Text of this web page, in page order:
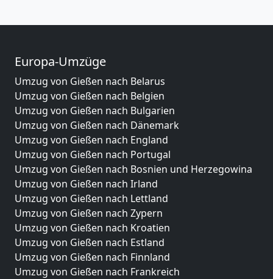
Europa-Umzüge
Umzug von Gießen nach Belarus
Umzug von Gießen nach Belgien
Umzug von Gießen nach Bulgarien
Umzug von Gießen nach Dänemark
Umzug von Gießen nach England
Umzug von Gießen nach Portugal
Umzug von Gießen nach Bosnien und Herzegowina
Umzug von Gießen nach Irland
Umzug von Gießen nach Lettland
Umzug von Gießen nach Zypern
Umzug von Gießen nach Kroatien
Umzug von Gießen nach Estland
Umzug von Gießen nach Finnland
Umzug von Gießen nach Frankreich